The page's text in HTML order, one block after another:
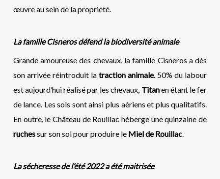
œuvre au sein de la propriété.
La famille Cisneros défend la biodiversité animale
Grande amoureuse des chevaux, la famille Cisneros a dès
son arrivée réintroduit la traction animale. 50% du labour
est aujourd’hui réalisé par les chevaux, Titanen étant le fer
de lance. Les sols sont ainsi plus aériens et plus qualitatifs.
En outre, le Château de Rouillac héberge une quinzaine de
ruchessur son sol pour produire le Miel de Rouillac.
La sécheresse de l’été 2022 a été maitrisée